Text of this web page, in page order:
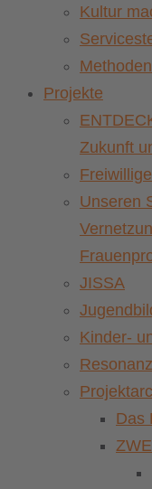
Kultur
Methoden
Projekte
Zukunft
Unseren
JISSA
Kinder-
Das